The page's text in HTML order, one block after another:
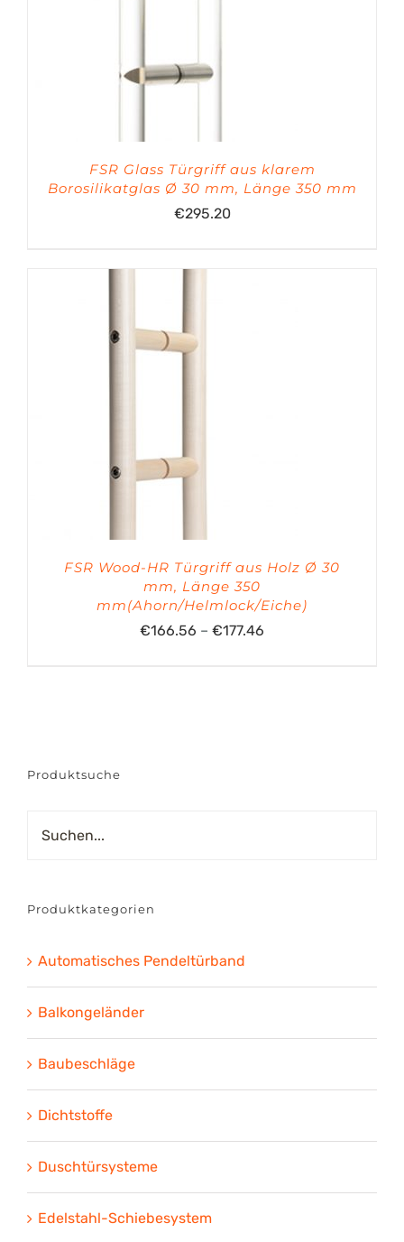
FSR Glass Türgriff aus klarem
Borosilikatglas Ø 30 mm, Länge 350 mm
€295.20
FSR Wood-HR Türgriff aus Holz Ø 30
mm, Länge 350
mm(Ahorn/Helmlock/Eiche)
€166.56 – €177.46
Produktsuche
Produktkategorien
Automatisches Pendeltürband
Balkongeländer
Baubeschläge
Dichtstoffe
Duschtürsysteme
Edelstahl-Schiebesystem